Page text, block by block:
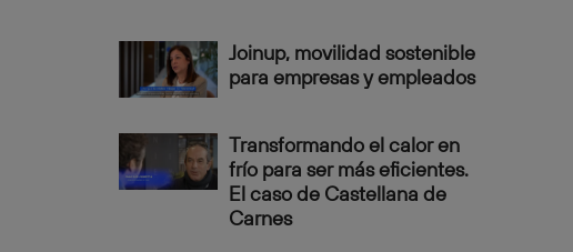
Joinup, movilidad sostenible
para empresas y empleados
Transformando el calor en
frío para ser más eficientes.
El caso de Castellana de
Carnes